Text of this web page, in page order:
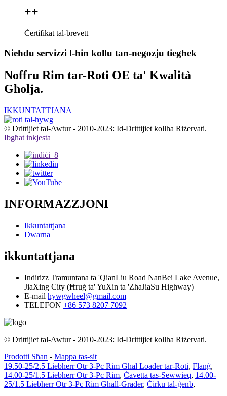
++
Ċertifikat tal-brevett
Nieħdu servizzi l-ħin kollu tan-negozju tiegħek
Noffru Rim tar-Roti OE ta' Kwalità
Għolja.
IKKUNTATTJANA
© Drittijiet tal-Awtur - 2010-2023: Id-Drittijiet kollha Riżervati.
Ibgħat inkjesta
INFORMAZZJONI
Ikkuntattjana
Dwarna
ikkuntattjana
Indirizz Tramuntana ta 'QianLiu Road NanBei Lake Avenue,
JiaXing City (Ħruġ ta' YuXin ta 'ZhaJiaSu Highway)
E-mail hywgwheel@gmail.com
TELEFON +86 573 8207 7092
© Drittijiet tal-Awtur - 2010-2023: Id-Drittijiet kollha Riżervati.
Prodotti Sħan - Mappa tas-sit
19.50-25/2.5 Liebherr Otr 3-Pc Rim Għal Loader tar-Roti, Flanġ,
14.00-25/1.5 Liebherr Otr 3-Pc Rim, Ċavetta tas-Sewwieq, 14.00-
25/1.5 Liebherr Otr 3-Pc Rim Għall-Grader, Ċirku tal-ġenb,